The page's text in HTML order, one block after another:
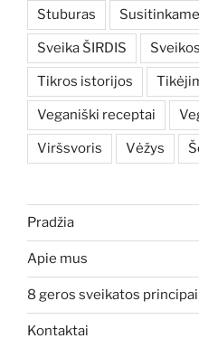
Stuburas
Sveika ŠIRDIS
Tikros istorijos
Veganiški receptai
Viršsvoris Vėžys
Pradžia
Apie mus
8 geros sveikatos principai
Kontaktai